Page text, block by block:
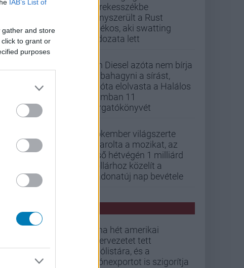
IAB’s List of
gather and store
to grant or
purposes
kerekesszékbe
kényszerült a Rust
játékos, aki swatting
áldozata lett
Vin Diesel azóta nem bírja
abbahagyni a sírást,
mióta elolvasta a Halálos
iramban 11
forgatókönyvét
Pókember világszerte
letarolta a mozikat, az
első hétvégén 1 milliárd
dollárhoz közelít a
Vadonatúj nap bevétele
Kína hét amerikai
szervezetet tett
tiltólistára, és a
drónexportot is szigorítja